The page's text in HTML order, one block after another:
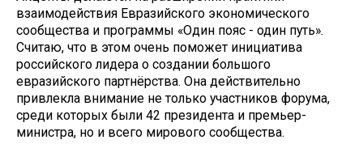
взаимодействия Евразийского экономического
сообщества и программы «Один пояс - один путь».
Считаю, что в этом очень поможет инициатива
российского лидера о создании большого
евразийского партнёрства. Она действительно
привлекла внимание не только участников форума,
среди которых были 42 президента и премьер-
министра, но и всего мирового сообщества.